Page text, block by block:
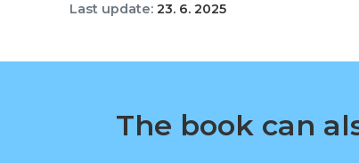
Last update:23. 6. 2025
The book can